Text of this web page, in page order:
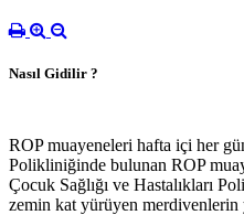
Nasıl Gidilir ?
ROP muayeneleri hafta içi her
Polikliniğinde bulunan ROP
Çocuk Sağlığı ve Hastalıkları
zemin kat yürüyen merdivenlerin